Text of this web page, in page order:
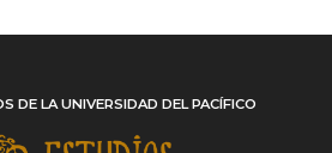
DE LA UNIVERSIDAD DEL PACÍFICO